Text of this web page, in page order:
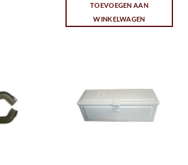
TOEVOEGEN AAN
WINKELWAGEN